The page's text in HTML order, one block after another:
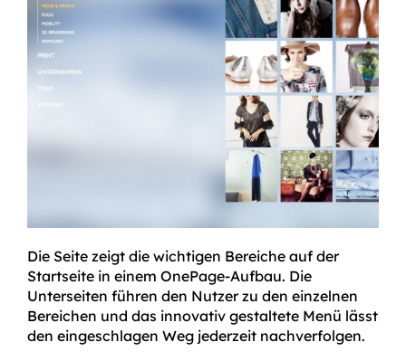
Die Seite zeigt die wichtigen Bereiche auf der
Startseite in einem OnePage-Aufbau. Die
Unterseiten führen den Nutzer zu den einzelnen
Bereichen und das innovativ gestaltete Menü lässt
den eingeschlagen Weg jederzeit nachverfolgen.